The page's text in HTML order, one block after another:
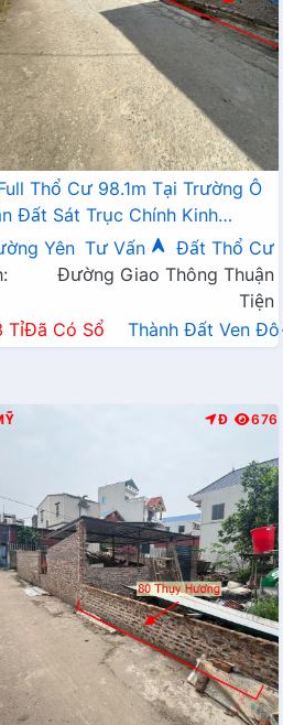
Thổ Cư 98.1m Tại Trường Ô
Đất Sát Trục Chính Kinh
Chỉ Hơn 2 Tỷ
Yên Tư Vấn
Đất Thổ Cư
Đường Giao Thông Thuận
Tiện
TỉĐã Có Sổ Thành Đất Ven
Đ 676